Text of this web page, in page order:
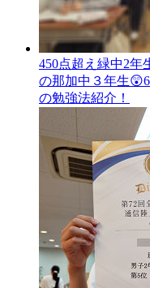
450点超え緑中2年
の那加中３年生
の勉強法紹介！